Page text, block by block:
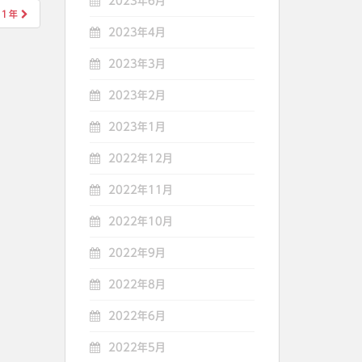
年
2023年4月
2023年3月
2023年2月
2023年1月
2022年12月
2022年11月
2022年10月
2022年9月
2022年8月
2022年6月
2022年5月